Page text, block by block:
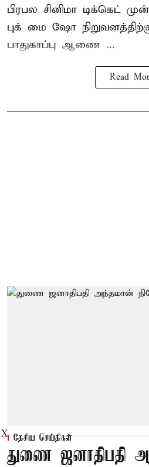
பிரபல சினிமா டிக்கெட்
புக் மை ஷோ
பாதுகாப்பு ஆணை ...
Read
தேசிய செய்திகள்
துணை ஜனாதிபதி
X